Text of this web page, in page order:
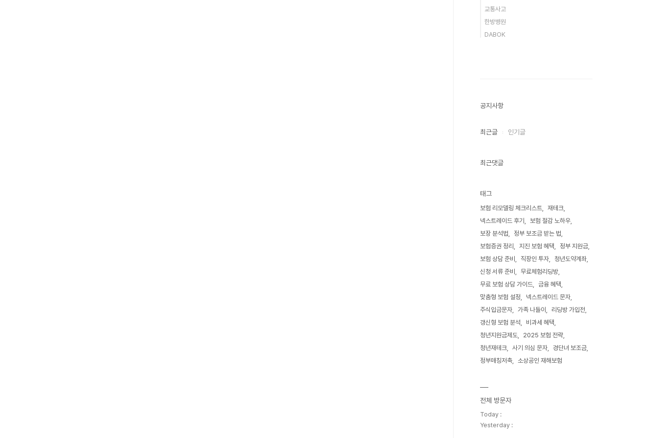
교통사고
한방병원
DABOK
공지사항
최근글 인기글
최근댓글
태그
보험 리모델링 체크리스트
재테크
넥스트레이드 후기
보험 절감 노하우
보장 분석법
정부 보조금 받는 법
보험증권 정리
지진 보험 혜택
정부 지원금
보험 상담 준비
직장인 투자
청년도약계좌
신청 서류 준비
무료체험리딩방
무료 보험 상담 가이드
금융 혜택
맞춤형 보험 설정
넥스트레이드 문자
주식입금문자
가족 나들이
리딩방 가입전
갱신형 보험 분석
비과세 혜택
청년지원금제도
2025 보험 전략
청년재테크
사기 의심 문자
경단녀 보조금
정부매칭저축
소상공인 재해보험
전체 방문자
Today :
Yesterday :